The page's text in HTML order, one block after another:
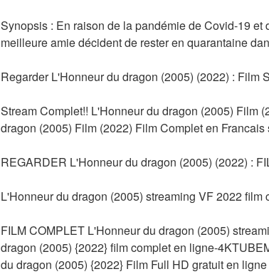
Synopsis : En raison de la pandémie de Covid-19
meilleure amie décident de rester en quarantaine
Regarder L'Honneur du dragon (2005) (2022) : Film
Stream Complet!! L'Honneur du dragon (2005) Film
dragon (2005) Film (2022) Film Complet en Francais
REGARDER L'Honneur du dragon (2005) (2022) :
L'Honneur du dragon (2005) streaming VF 2022 film
FILM COMPLET L'Honneur du dragon (2005)
dragon (2005) {2022} film complet en ligne-
du dragon (2005) {2022} Film Full HD gratuit en ligne